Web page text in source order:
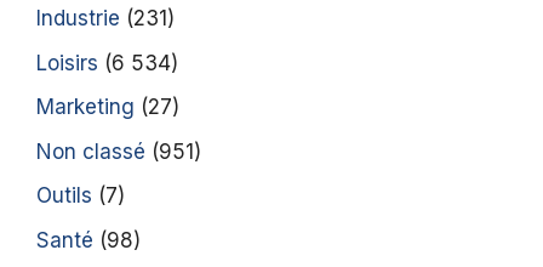
Industrie (231)
Loisirs (6 534)
Marketing (27)
Non classé (951)
Outils (7)
Santé (98)